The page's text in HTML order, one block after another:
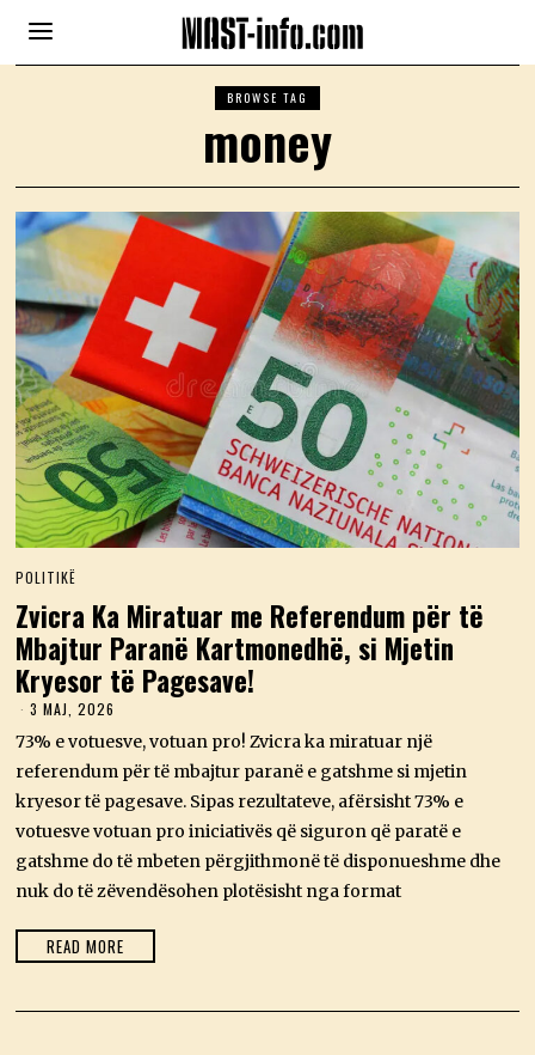
BROWSE TAG
money
POLITIKË
Zvicra Ka Miratuar me Referendum për të
Mbajtur Paranë Kartmonedhë, si Mjetin
Kryesor të Pagesave!
3 MAJ, 2026
A
J
2
0
2
6
73% e votuesve, votuan pro! Zvicra ka miratuar një
referendum për të mbajtur paranë e gatshme si mjetin
kryesor të pagesave. Sipas rezultateve, afërsisht 73% e
votuesve votuan pro iniciativës që siguron që paratë e
gatshme do të mbeten përgjithmonë të disponueshme dhe
nuk do të zëvendësohen plotësisht nga format
READ MORE